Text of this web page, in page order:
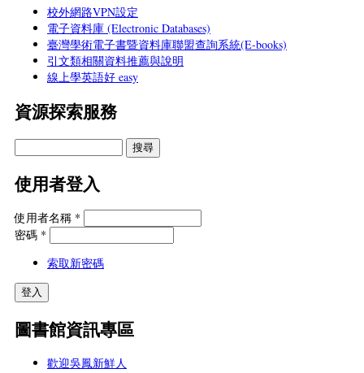
校外網路VPN設定
電子資料庫 (Electronic Databases)
臺灣學術電子書暨資料庫聯盟查詢系統(E-books)
引文類相關資料推薦與說明
線上學英語好 easy
資源探索服務
使用者登入
使用者名稱 *
密碼 *
索取新密碼
圖書館資訊專區
歡迎吳鳳新鮮人